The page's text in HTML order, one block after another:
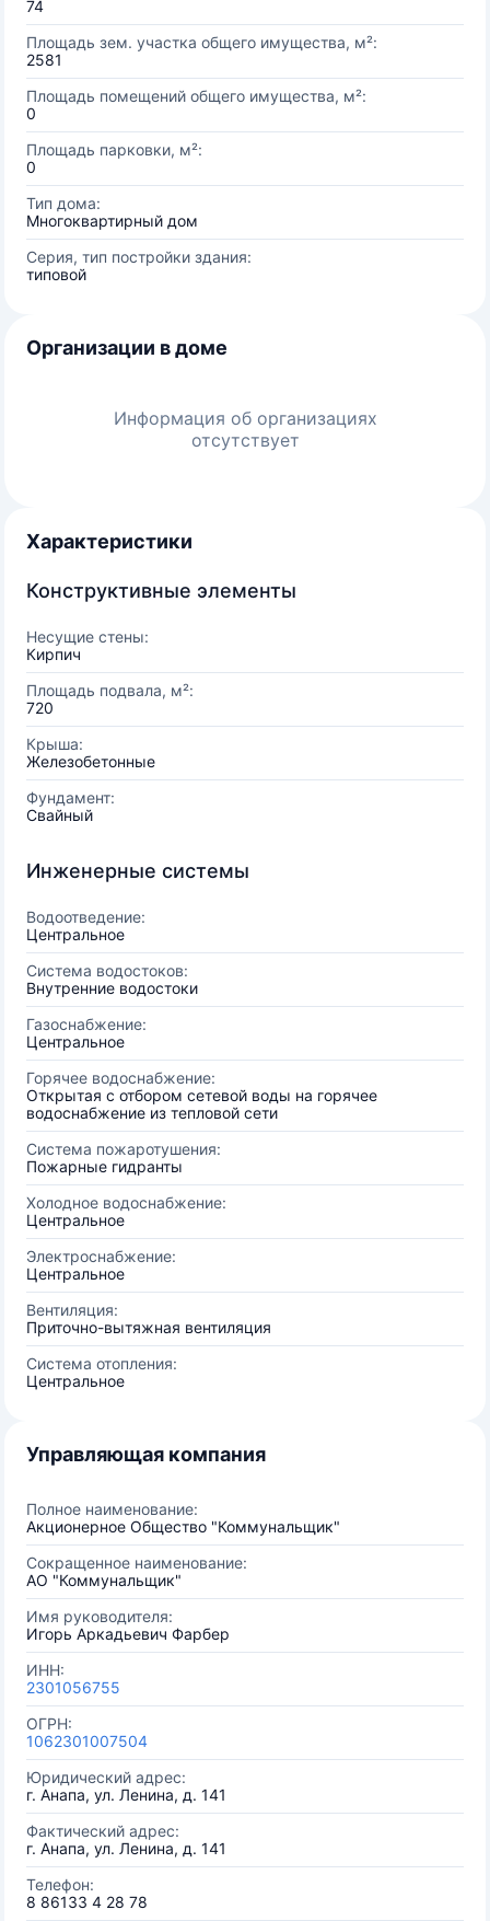
74
Площадь зем. участка общего имущества, м²:
2581
Площадь помещений общего имущества, м²:
0
Площадь парковки, м²:
0
Тип дома:
Многоквартирный дом
Серия, тип постройки здания:
типовой
Организации в доме
Информация об организациях
отсутствует
Характеристики
Конструктивные элементы
Несущие стены:
Кирпич
Площадь подвала, м²:
720
Крыша:
Железобетонные
Фундамент:
Свайный
Инженерные системы
Водоотведение:
Центральное
Система водостоков:
Внутренние водостоки
Газоснабжение:
Центральное
Горячее водоснабжение:
Открытая с отбором сетевой воды на горячее
водоснабжение из тепловой сети
Система пожаротушения:
Пожарные гидранты
Холодное водоснабжение:
Центральное
Электроснабжение:
Центральное
Вентиляция:
Приточно-вытяжная вентиляция
Система отопления:
Центральное
Управляющая компания
Полное наименование:
Акционерное Общество "Коммунальщик"
Сокращенное наименование:
АО "Коммунальщик"
Имя руководителя:
Игорь Аркадьевич Фарбер
ИНН:
2301056755
ОГРН:
1062301007504
Юридический адрес:
г. Анапа, ул. Ленина, д. 141
Фактический адрес:
г. Анапа, ул. Ленина, д. 141
Телефон:
8 86133 4 28 78